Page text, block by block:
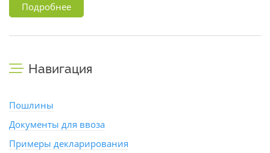
Подробнее
Навигация
Пошлины
Документы для ввоза
Примеры декларирования